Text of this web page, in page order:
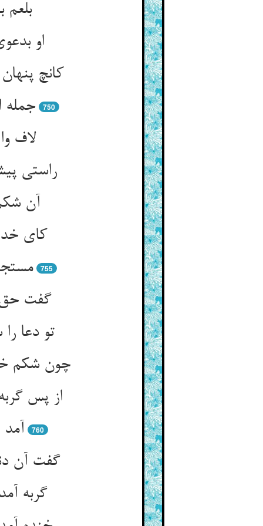
او
کانچ
جمله
750
لاف
راستی
آن
کای
755
گفت حق
تو دعا
چون شکم
از پس
760
گفت آن
گربه